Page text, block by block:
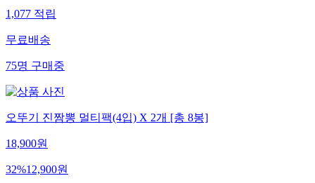
1,077적립
무료배송
75명구매중
오뚜기 진짬뽕 멀티팩(4입) X 2개 [총 8봉]
18,900원
32%12,900원